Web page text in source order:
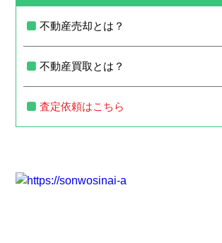
不動産売却とは？
不動産買取とは？
査定依頼はこちら